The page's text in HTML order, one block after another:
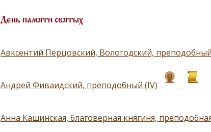
День памяти святых
Авксентий Перцовский, Вологодский,
Андрей Фиваидский, преподобный (IV)
Анна Кашинская, благоверная княгиня,